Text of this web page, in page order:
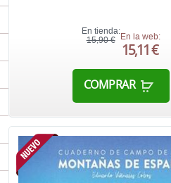
En tienda:
15,90 € En la web:
15,11 €
COMPRAR